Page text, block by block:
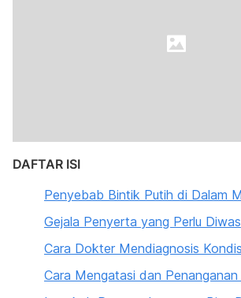
DAFTAR ISI
Penyebab Bintik Putih di Dalam
Gejala Penyerta yang Perlu
Cara Dokter Mendiagnosis
Cara Mengatasi dan